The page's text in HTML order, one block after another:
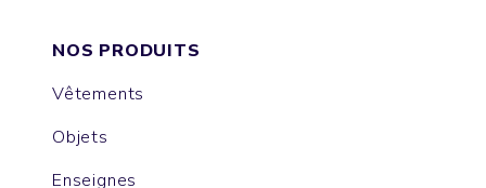
NOS PRODUITS
Vêtements
Objets
Enseignes